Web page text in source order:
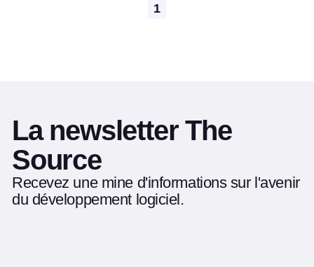
Pagination
1
La newsletter The
Source
Recevez une mine d'informations sur l'avenir
du développement logiciel.